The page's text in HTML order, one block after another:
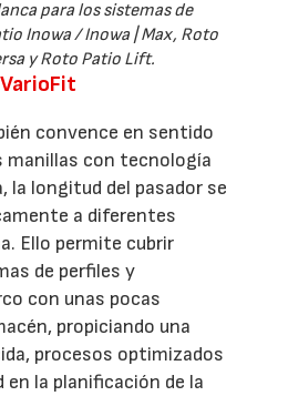
para los sistemas de
Inowa / Inowa | Max, Roto
y Roto Patio Lift.
convence en sentido
manillas con tecnología
la longitud del pasador se
a diferentes
Ello permite cubrir
de perfiles y
con unas pocas
propiciando una
procesos optimizados
en la planificación de la